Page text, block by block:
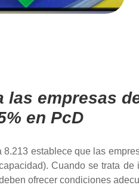
las empresas
en PcD
8.213 establece que las
Cuando se trata
ofrecer condiciones